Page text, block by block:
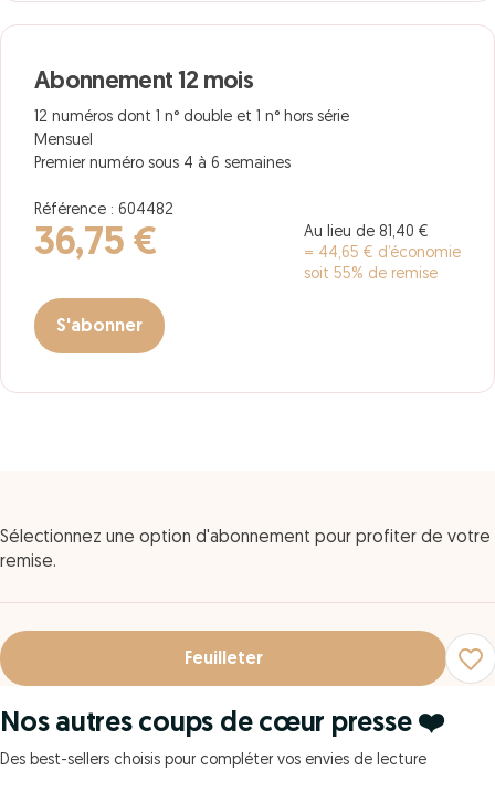
Abonnement 12 mois
12 numéros dont 1 n° double et 1 n° hors série
Mensuel
Premier numéro sous 4 à 6 semaines
Référence : 604482
36,75 €
Au lieu de 81,40 €
= 44,65 € d’économie
soit 55% de remise
S'abonner
Sélectionnez une option d'abonnement pour profiter de votre
remise.
Feuilleter
Nos autres coups de cœur presse ❤️
Des best-sellers choisis pour compléter vos envies de lecture